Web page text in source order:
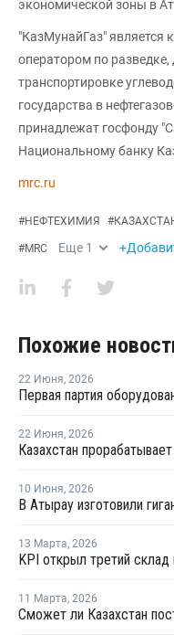
экономической зоны в
"КазМунайГаз" является
оператором по
транспортировке
государства в
принадлежат госфонду
Национальному банку
mrc.ru
#НЕФТЕХИМИЯ #
#MRC Еще 1
Похожие
22 Июня, 2026
22 Июня, 2026
10 Июня, 2026
13 Марта, 2026
KPI открыл третий склад
11 Марта, 2026